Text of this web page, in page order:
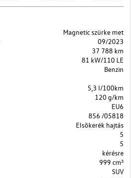
Magnetic szürke met
09/2023
37 788 km
81 kW/110 LE
Benzin
5,3 l/100km
120 g/km
EU6
856 /05818
Elsõkerék hajtás
5
5
kérésre
999 cm³
SUV